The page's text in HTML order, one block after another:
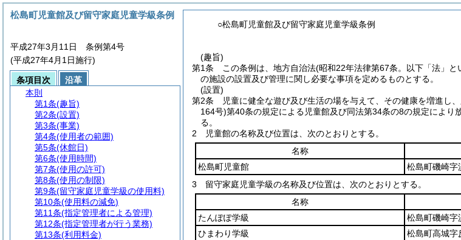
○松島町児童館及び留守家庭児童学級条例
(趣旨)
第1条
この条例は、地方自治法(昭和22年法律第67条。以下「法」と
の施設の設置及び管理に関し必要な事項を定めるものとする。
(設置)
第2条
児童に健全な遊び及び生活の場を与えて、その健康を増進し
164号)第40条の規定による児童館及び同法第34条の8の規定により
る。
2
児童館の名称及び位置は、次のとおりとする。
名称
松島町児童館
松島町磯崎字
3
留守家庭児童学級の名称及び位置は、次のとおりとする。
名称
たんぽぽ学級
松島町磯崎字
ひまわり学級
松島町高城字
松島町児童館及び留守家庭児童学級条例
平成27年3月11日 条例第4号
(平成27年4月1日施行)
条項目次
沿革
本則
第1条(趣旨)
第2条(設置)
第3条(事業)
第4条(使用者の範囲)
第5条(休館日)
第6条(使用時間)
第7条(使用の許可)
第8条(使用の制限)
第9条(留守家庭児童学級の使用料)
第10条(使用料の減免)
第11条(指定管理者による管理)
第12条(指定管理者が行う業務)
第13条(利用料金)